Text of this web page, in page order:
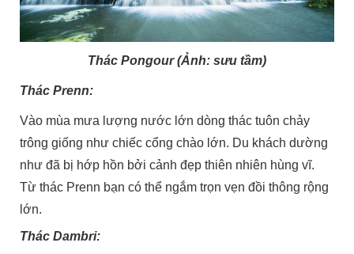
Thác Pongour (Ảnh: sưu tầm)
Thác Prenn:
Vào mùa mưa lượng nước lớn dòng thác tuôn chảy
trông giống như chiếc cổng chào lớn. Du khách dường
như đã bị hớp hồn bởi cảnh đẹp thiên nhiên hùng vĩ.
Từ thác Prenn bạn có thể ngắm trọn vẹn đồi thông rộng
lớn.
Thác Dambri: